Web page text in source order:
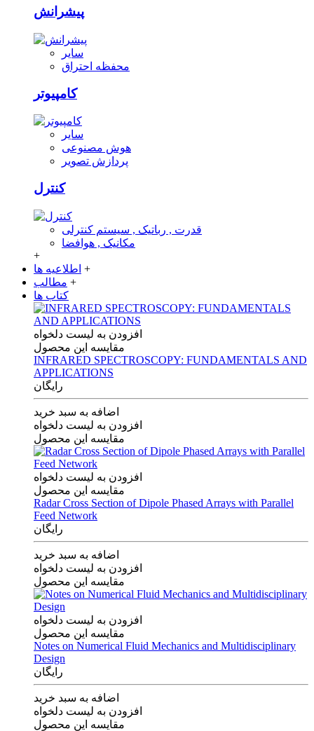
پیشرانش
سایر
محفظه احتراق
کامپیوتر
سایر
هوش مصنوعی
پردازش تصویر
کنترل
قدرت , رباتیک , سیستم کنترلی
مکانیک , هوافضا
+
اطلاعیه ها +
مطالب +
کتاب ها
افزودن به لیست دلخواه
مقایسه این محصول
INFRARED SPECTROSCOPY: FUNDAMENTALS AND
APPLICATIONS
رایگان
اضافه به سبد خرید
افزودن به لیست دلخواه
مقایسه این محصول
افزودن به لیست دلخواه
مقایسه این محصول
Radar Cross Section of Dipole Phased Arrays with Parallel
Feed Network
رایگان
اضافه به سبد خرید
افزودن به لیست دلخواه
مقایسه این محصول
افزودن به لیست دلخواه
مقایسه این محصول
Notes on Numerical Fluid Mechanics and Multidisciplinary
Design
رایگان
اضافه به سبد خرید
افزودن به لیست دلخواه
مقایسه این محصول